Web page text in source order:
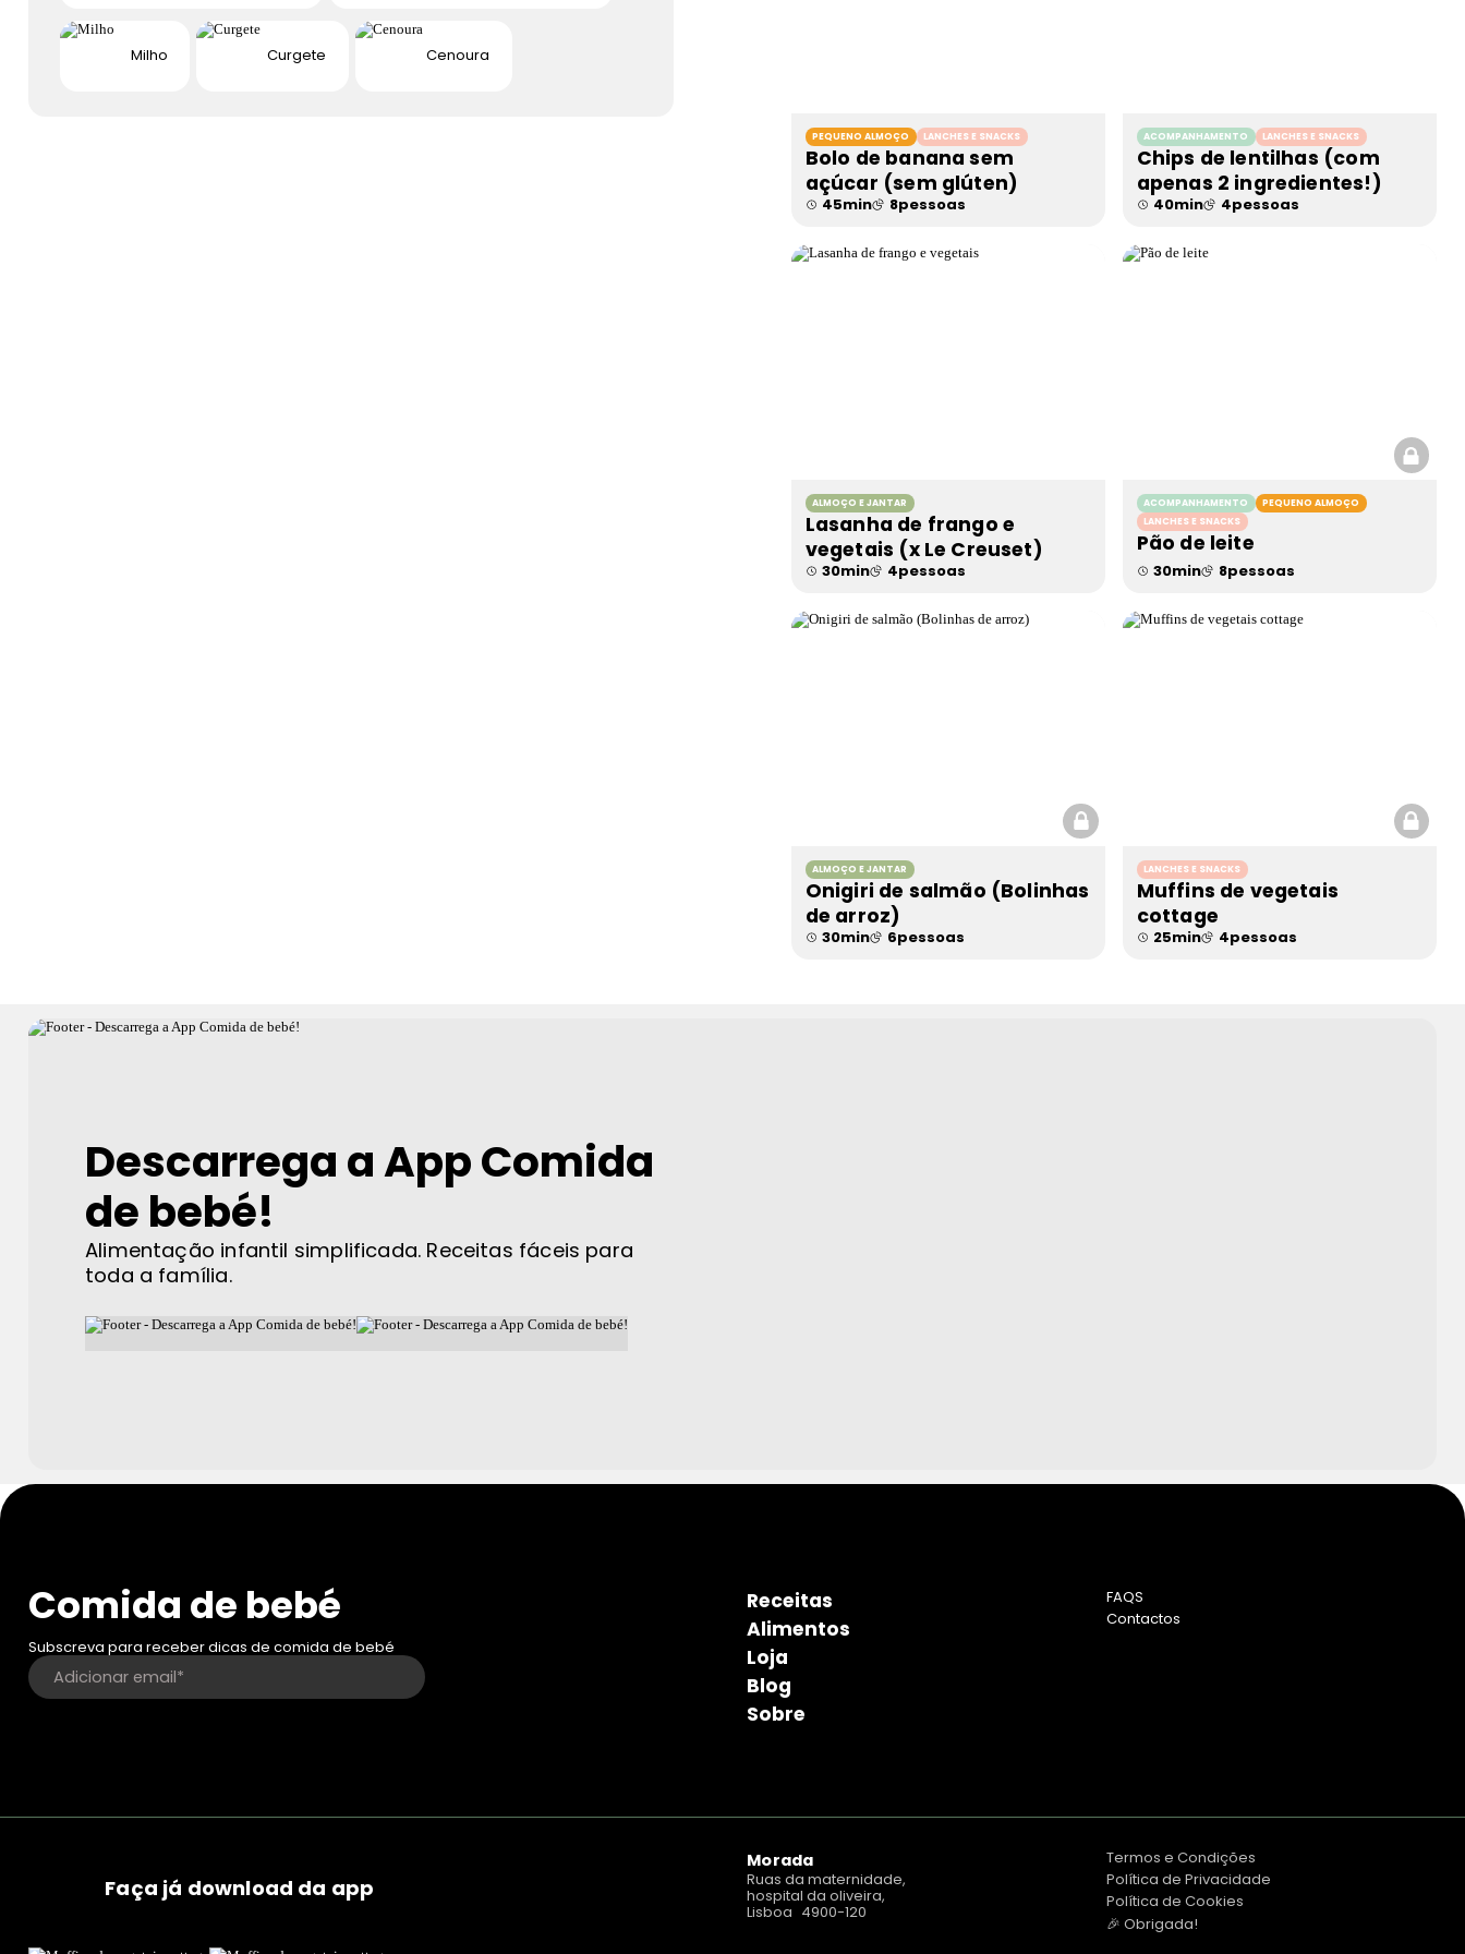
Milho Curgete Cenoura
PEQUENO ALMOÇO LANCHES E SNACKS
Bolo de banana sem
açúcar (sem glúten)
45min 8pessoas
ACOMPANHAMENTO LANCHES E SNACKS
Chips de lentilhas (com
apenas 2 ingredientes!)
40min 4pessoas
ALMOÇO E JANTAR
Lasanha de frango e
vegetais (x Le Creuset)
30min 4pessoas
ACOMPANHAMENTO
PEQUENO ALMOÇO
LANCHES E SNACKS
Pão de leite
30min 8pessoas
ALMOÇO E JANTAR
Onigiri de salmão (Bolinhas
de arroz)
30min 6pessoas
LANCHES E SNACKS
Muffins de vegetais
cottage
25min 4pessoas
Descarrega a App Comida
de bebé!
Alimentação infantil simplificada. Receitas fáceis para
toda a família.
Comida de bebé
Subscreva para receber dicas de comida de bebé
Receitas
Alimentos
Loja
Blog
Sobre
FAQS
Contactos
Faça já download da app
Morada
Ruas da maternidade,
hospital da oliveira,
Lisboa 4900-120
Termos e Condições
Política de Privacidade
Política de Cookies
🎉 Obrigada!